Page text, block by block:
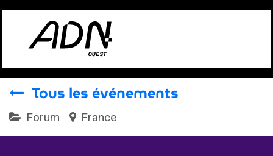
Se rendre au contenu
Tous les événements
Forum France